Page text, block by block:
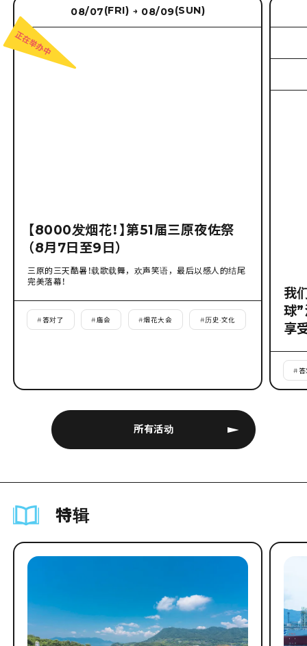
所有活动
08/07(FRI) → 08/09(SUN)
【8000发烟花！】第51届三原夜佐祭
（8月7日至9日）
三原的三天酷暑！载歌载舞，欢声笑语，最后以感人的结尾
完美落幕！
# 答对了 #庙会 #烟花大会 #历史·文化
我
球
享
#
特辑